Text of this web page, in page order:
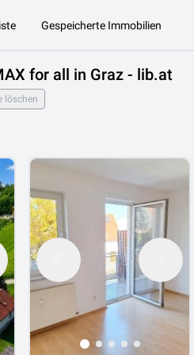
Gespeicherte Immobilien
for all in Graz - lib.at
löschen